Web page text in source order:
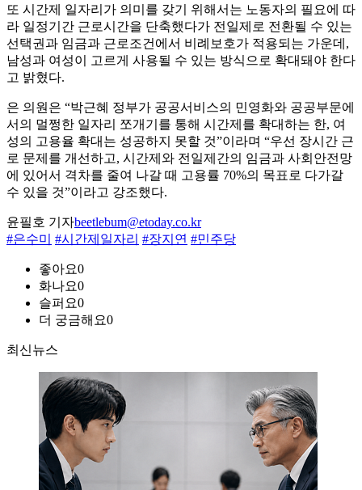
또 시간제 일자리가 의미를 갖기 위해서는 노동자의 필요에 따
라 일정기간 근로시간을 단축했다가 전일제로 전환될 수 있는
선택권과 임금과 근로조건에서 비례보호가 적용되는 가운데,
남성과 여성이 고르게 사용될 수 있는 방식으로 확대돼야 한다
고 밝혔다.
은 의원은 “박근혜 정부가 공공서비스의 민영화와 공공부문에
서의 멀쩡한 일자리 쪼개기를 통해 시간제를 확대하는 한, 여
성의 고용율 확대는 성공하지 못할 것”이라며 “우선 장시간 근
로 문제를 개선하고, 시간제와 전일제간의 임금과 사회안전망
에 있어서 격차를 줄여 나갈 때 고용률 70%의 목표로 다가갈
수 있을 것”이라고 강조했다.
윤필호 기자beetlebum@etoday.co.kr
#은수미
#시간제일자리 #장지연 #민주당
좋아요0
화나요0
슬퍼요0
더 궁금해요0
최신뉴스